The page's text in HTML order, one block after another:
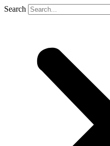
Search